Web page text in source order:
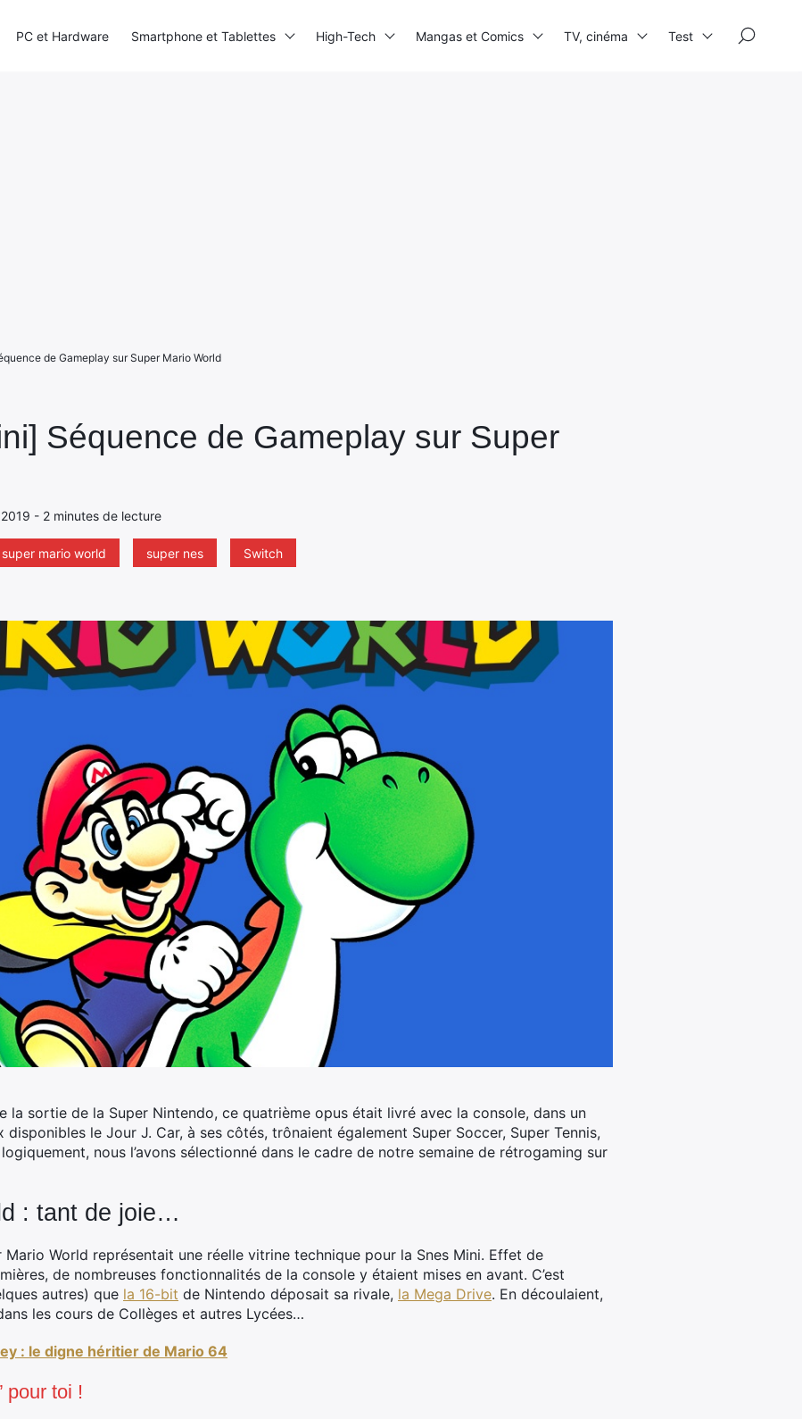
Séquence de Gameplay sur Super
- 2 minutes de lecture
super mario world super nes Switch
de Gameplay sur Super Mario World
la sortie de la Super Nintendo, ce quatrième opus était livré avec la console, dans un
le Jour J. Car, à ses côtés, trônaient également Super Soccer, Super Tennis,
nous l’avons sélectionné dans le cadre de notre semaine de rétrogaming sur
: tant de joie…
World représentait une réelle vitrine technique pour la Snes Mini. Effet de
de nombreuses fonctionnalités de la console y étaient mises en avant. C’est
autres) que la 16-bit de Nintendo déposait sa rivale, la Mega Drive. En découlaient,
les cours de Collèges et autres Lycées…
: le digne héritier de Mario 64
pour toi !
PC et Hardware Smartphone et Tablettes High-Tech Mangas et Comics TV, cinéma Test